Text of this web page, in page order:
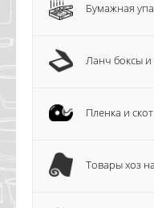
Бумажная
Ланч боксы и
Пленка и
Товары хоз